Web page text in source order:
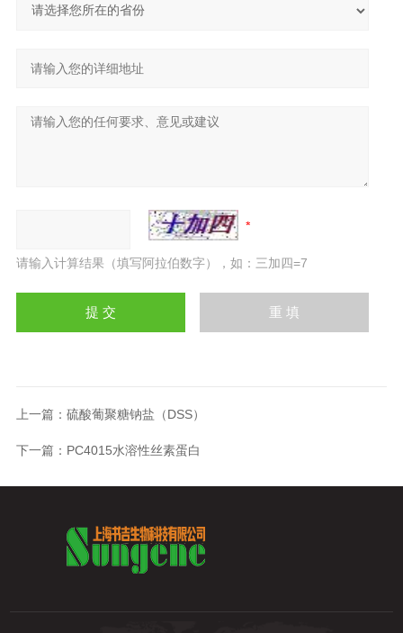
请输入计算结果（填写阿拉伯数字），如：三加四=7
上一篇： 硫酸葡聚糖钠盐（DSS）
下一篇： PC4015水溶性丝素蛋白